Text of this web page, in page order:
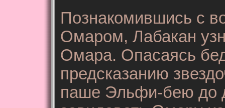
Познакомившись с
Омаром, Лабакан
Омара. Опасаясь
предсказанию
паше Эльфи-бею до